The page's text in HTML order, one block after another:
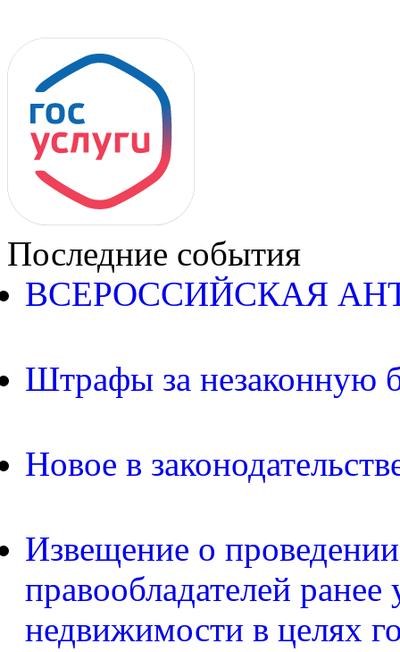
Последние события
ВСЕРОССИЙСКАЯ
Штрафы за незаконную
Новое в
Извещение о
правообладателей
недвижимости в целях